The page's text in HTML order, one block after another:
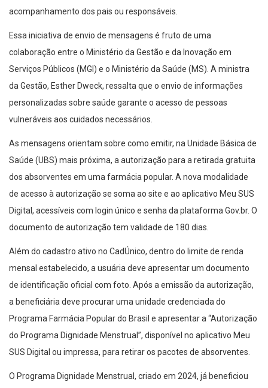
acompanhamento dos pais ou responsáveis.
Essa iniciativa de envio de mensagens é fruto de uma
colaboração entre o Ministério da Gestão e da Inovação em
Serviços Públicos (MGI) e o Ministério da Saúde (MS). A ministra
da Gestão, Esther Dweck, ressalta que o envio de informações
personalizadas sobre saúde garante o acesso de pessoas
vulneráveis aos cuidados necessários.
As mensagens orientam sobre como emitir, na Unidade Básica de
Saúde (UBS) mais próxima, a autorização para a retirada gratuita
dos absorventes em uma farmácia popular. A nova modalidade
de acesso à autorização se soma ao site e ao aplicativo Meu SUS
Digital, acessíveis com login único e senha da plataforma Gov.br. O
documento de autorização tem validade de 180 dias.
Além do cadastro ativo no CadÚnico, dentro do limite de renda
mensal estabelecido, a usuária deve apresentar um documento
de identificação oficial com foto. Após a emissão da autorização,
a beneficiária deve procurar uma unidade credenciada do
Programa Farmácia Popular do Brasil e apresentar a “Autorização
do Programa Dignidade Menstrual”, disponível no aplicativo Meu
SUS Digital ou impressa, para retirar os pacotes de absorventes.
O Programa Dignidade Menstrual, criado em 2024, já beneficiou